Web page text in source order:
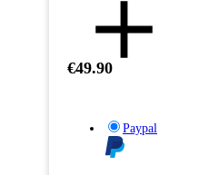
€49.90
Paypal